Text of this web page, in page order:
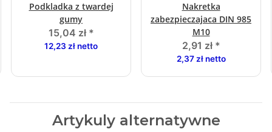
Podkladka z twardej
gumy
15,04 zł *
12,23 zł netto
Nakretka
zabezpieczajaca DIN 985
M10
2,91 zł *
2,37 zł netto
Artykuly alternatywne